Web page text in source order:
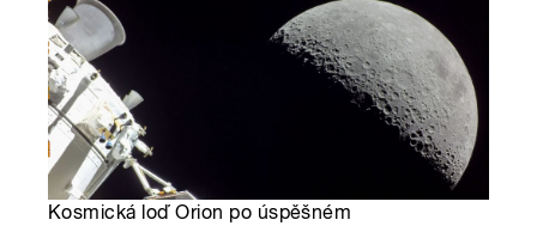
Kosmická loď Orion po úspěšném